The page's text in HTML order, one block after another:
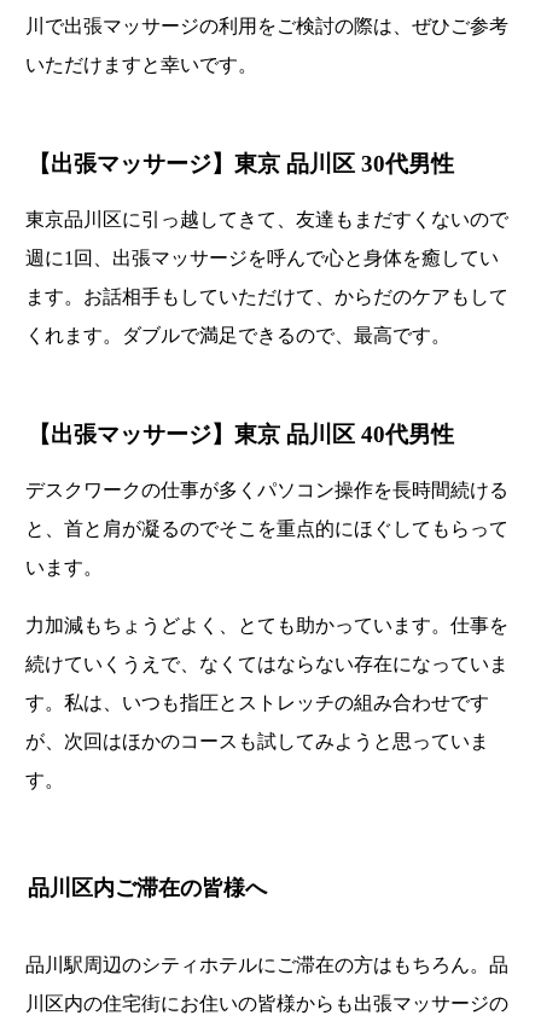
川で出張マッサージの利用をご検討の際は、ぜひご参考
いただけますと幸いです。
【出張マッサージ】東京 品川区 30代男性
東京品川区に引っ越してきて、友達もまだすくないので
週に1回、出張マッサージを呼んで心と身体を癒してい
ます。お話相手もしていただけて、からだのケアもして
くれます。ダブルで満足できるので、最高です。
【出張マッサージ】東京 品川区 40代男性
デスクワークの仕事が多くパソコン操作を長時間続ける
と、首と肩が凝るのでそこを重点的にほぐしてもらって
います。
力加減もちょうどよく、とても助かっています。仕事を
続けていくうえで、なくてはならない存在になっていま
す。私は、いつも指圧とストレッチの組み合わせです
が、次回はほかのコースも試してみようと思っていま
す。
品川区内ご滞在の皆様へ
品川駅周辺のシティホテルにご滞在の方はもちろん。品
川区内の住宅街にお住いの皆様からも出張マッサージの